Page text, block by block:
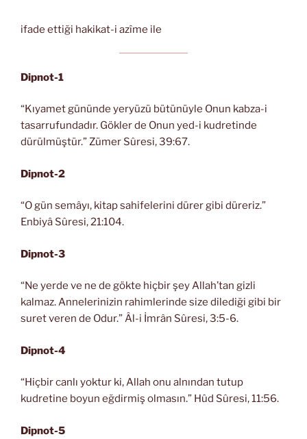
ifade ettiği hakikat-i azîme ile
Dipnot-1
“Kıyamet gününde yeryüzü bütünüyle Onun kabza-i
tasarrufundadır. Gökler de Onun yed-i kudretinde
dürülmüştür.” Zümer Sûresi, 39:67.
Dipnot-2
“O gün semâyı, kitap sahifelerini dürer gibi düreriz.”
Enbiyâ Sûresi, 21:104.
Dipnot-3
“Ne yerde ve ne de gökte hiçbir şey Allah’tan gizli
kalmaz. Annelerinizin rahimlerinde size dilediği gibi bir
suret veren de Odur.” Âl-i İmrân Sûresi, 3:5-6.
Dipnot-4
“Hiçbir canlı yoktur ki, Allah onu alnından tutup
kudretine boyun eğdirmiş olmasın.” Hûd Sûresi, 11:56.
Dipnot-5